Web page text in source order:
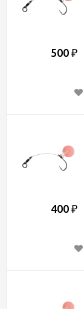
500 ₽
400 ₽